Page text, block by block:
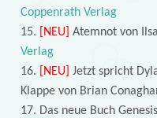
Coppenrath Verlag
15.
[NEU] Atemnot von
Verlag
16.
[NEU] Jetzt spricht
Klappe von Brian
17. Das neue Buch